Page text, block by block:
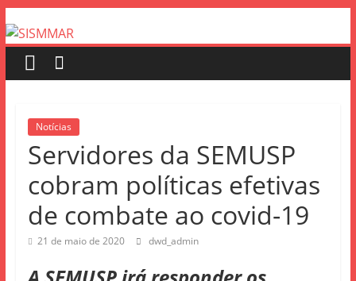
Notícias
Servidores da SEMUSP
cobram políticas efetivas
de combate ao covid-19
21 de maio de 2020 dwd_admin